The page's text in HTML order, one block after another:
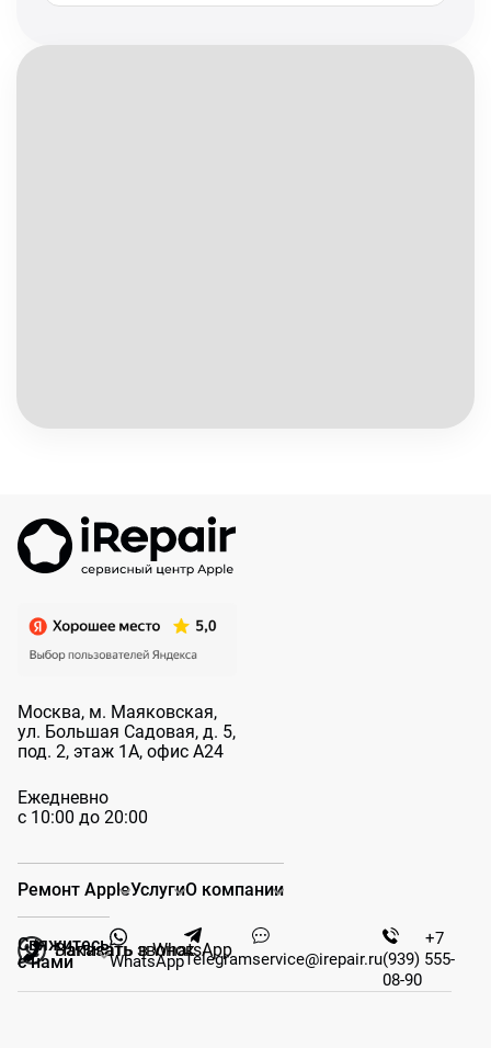
Москва, м. Маяковская,
ул. Большая Садовая, д. 5,
под. 2, этаж 1А, офис А24
Ежедневно
с 10:00 до 20:00
Заказать звонок
Написать в WhatsApp
Ремонт AppleУслугиО компании
Свяжитесь
с нами
WhatsAppTelegramservice@irepair.ru
+7
(939) 555-
08-90